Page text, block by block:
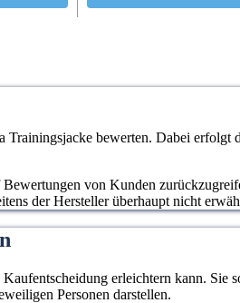
bewerten. Dabei
von Kunden
der Hersteller überhaupt nicht
erleichtern kann. Sie
Personen darstellen.